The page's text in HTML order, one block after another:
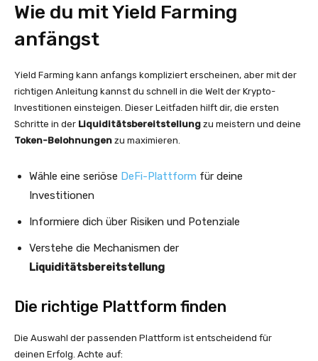
Wie du mit Yield Farming
anfängst
Yield Farming kann anfangs kompliziert erscheinen, aber mit der
richtigen Anleitung kannst du schnell in die Welt der Krypto-
Investitionen einsteigen. Dieser Leitfaden hilft dir, die ersten
Schritte in der Liquiditätsbereitstellung zu meistern und deine
Token-Belohnungen zu maximieren.
Wähle eine seriöse DeFi-Plattform für deine
Investitionen
Informiere dich über Risiken und Potenziale
Verstehe die Mechanismen der
Liquiditätsbereitstellung
Die richtige Plattform finden
Die Auswahl der passenden Plattform ist entscheidend für
deinen Erfolg. Achte auf: